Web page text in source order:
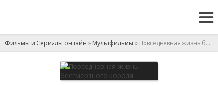
Фильмы и Сериалы онлайн » Мультфильмы » Повседневная жизнь бессмертного короля